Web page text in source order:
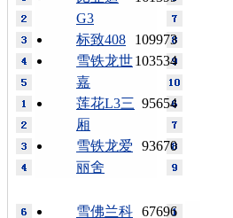
G3
109973
标致408
103534
雪铁龙世
嘉
95654
莲花L3三
厢
93670
雪铁龙爱
丽舍
67696
雪佛兰科